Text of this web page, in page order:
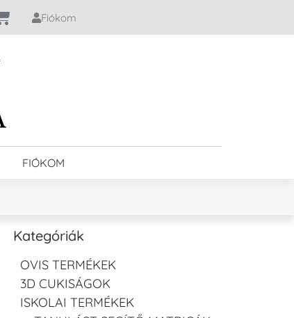
Fiókom
FIÓKOM
Kategóriák
OVIS TERMÉKEK
3D CUKISÁGOK
ISKOLAI TERMÉKEK